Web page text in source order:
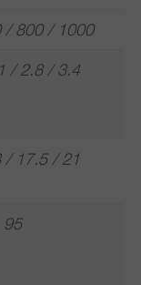
/ 800 / 1000
/ 2.8 / 3.4
/ 17.5 / 21
95